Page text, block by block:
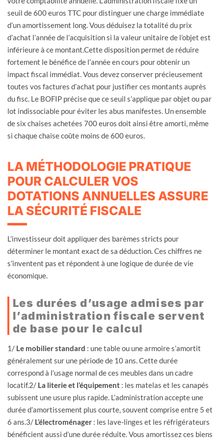
seuil de 600 euros TTC pour distinguer une charge immédiate
d’un amortissement long. Vous déduisez la totalité du prix
d’achat l’année de l’acquisition si la valeur unitaire de l’objet est
inférieure à ce montant.Cette disposition permet de réduire
fortement le bénéfice de l’année en cours pour obtenir un
impact fiscal immédiat. Vous devez conserver précieusement
toutes vos factures d’achat pour justifier ces montants auprès
du fisc. Le BOFIP précise que ce seuil s’applique par objet ou par
lot indissociable pour éviter les abus manifestes. Un ensemble
de six chaises achetées 700 euros doit ainsi être amorti, même
si chaque chaise coûte moins de 600 euros.
LA MÉTHODOLOGIE PRATIQUE
POUR CALCULER VOS
DOTATIONS ANNUELLES ASSURE
LA SÉCURITÉ FISCALE
L’investisseur doit appliquer des barèmes stricts pour
déterminer le montant exact de sa déduction. Ces chiffres ne
s’inventent pas et répondent à une logique de durée de vie
économique.
Les durées d’usage admises par
l’administration fiscale servent
de base pour le calcul
1/ Le mobilier standard : une table ou une armoire s’amortit
généralement sur une période de 10 ans. Cette durée
correspond à l’usage normal de ces meubles dans un cadre
locatif.2/ La literie et l’équipement : les matelas et les canapés
subissent une usure plus rapide. L’administration accepte une
durée d’amortissement plus courte, souvent comprise entre 5 et
6 ans.3/ L’électroménager : les lave-linges et les réfrigérateurs
bénéficient aussi d’une durée réduite. Vous amortissez ces biens